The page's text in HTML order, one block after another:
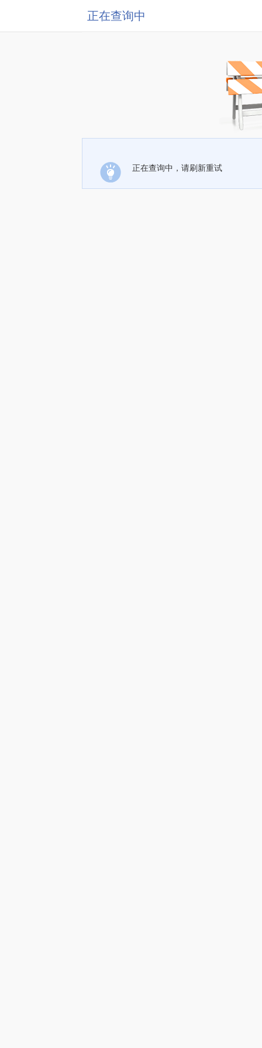
正在查询中
正在查询中，请刷新重试